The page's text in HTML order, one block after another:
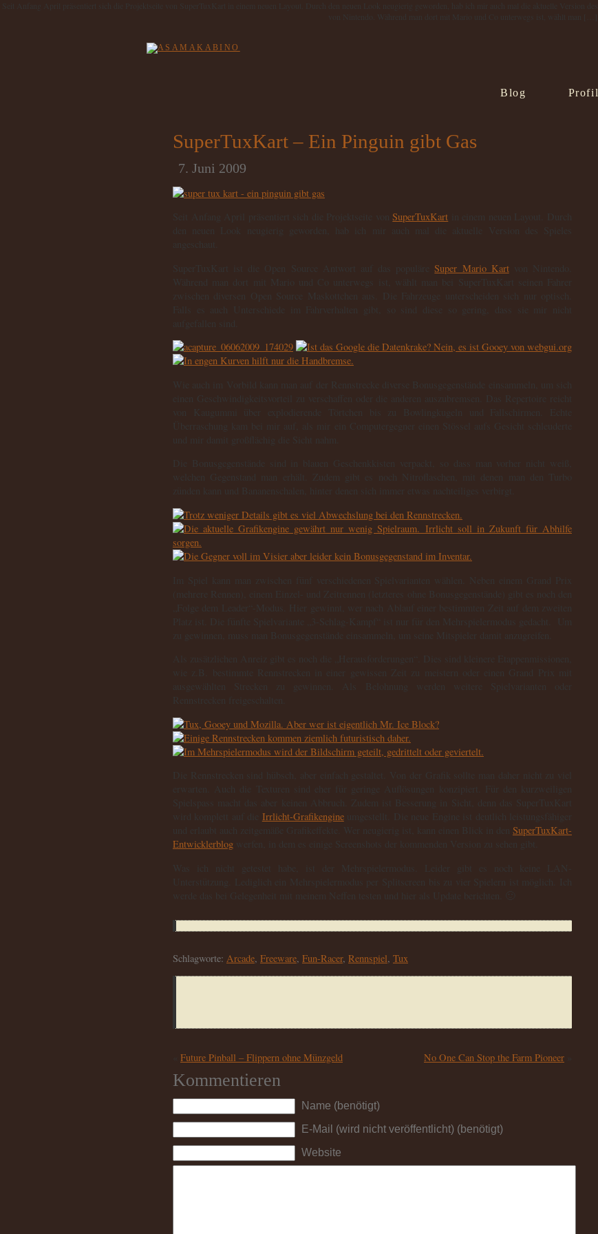
Blog Profil
SuperTuxKart – Ein Pinguin gibt Gas
7. Juni 2009
Seit Anfang April präsentiert sich die Projektseite vonSuperTuxKart
SuperTuxKart ist die Open Source Antwort auf das populäreSuper Mario Kartvon Nintendo.
Irrlicht-Grafikengineumgestellt. Die neue Engine ist deutlich leistungsfähiger
SuperTuxKart-
Entwicklerblog
Schlagworte: Arcade, Freeware, Fun-Racer, Rennspiel, Tux
Future Pinball – Flippern ohne Münzgeld No One Can Stop the Farm Pioneer
Kommentieren
Name (benötigt)
E-Mail (wird nicht veröffentlicht) (benötigt)
Website